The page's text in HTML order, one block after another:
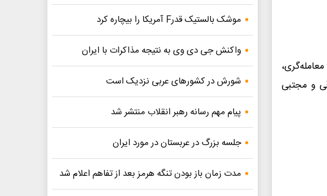
معامله‌گری،
احسان محروقی و مجتبی
موشک بالستیک قدرF آمریکا را بیچاره کرد
واکنش جی دی وی به نتیجه مذاکرات با ایران
شورش در کشورهای عربی نزدیک است
پیام مهم رسانه رهبر انقلاب منتشر شد
جلسه بزرگ در عربستان در مورد ایران
مدت زمان باز بودن تنگه هرمز بعد از تفاهم اعلام شد